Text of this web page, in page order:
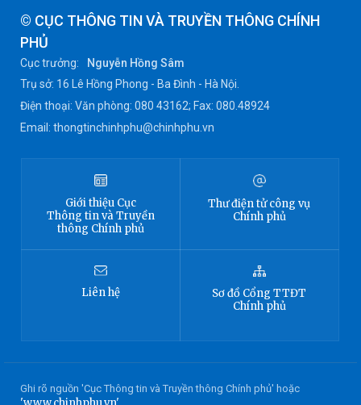
© CỤC THÔNG TIN VÀ TRUYỀN THÔNG CHÍNH
PHỦ
Cục trưởng:
Nguyễn Hồng Sâm
Trụ sở: 16 Lê Hồng Phong - Ba Đình - Hà Nội.
Điện thoại: Văn phòng: 080 43162; Fax: 080.48924
Email: thongtinchinhphu@chinhphu.vn
Giới thiệu Cục
Thông tinvà Truyền
thông Chính phủ
Thư điện tử công vụ
Chính phủ
Liên hệ Sơ đồ Cổng TTĐT
Chính phủ
Ghi rõ nguồn 'Cục Thông tin và Truyền thông Chính phủ' hoặc